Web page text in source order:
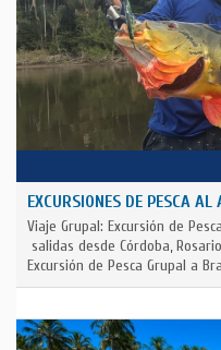
EXCURSIONES DE PESCA
Viaje Grupal: Excursión de
salidas desde Córdoba,
Excursión de Pesca Grupal a